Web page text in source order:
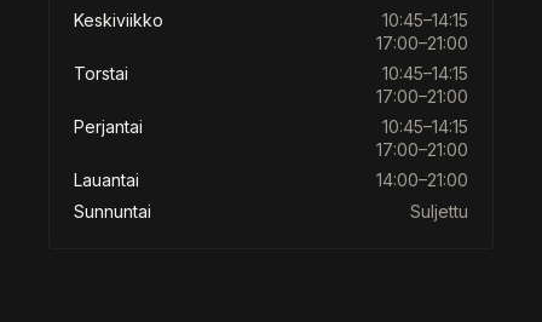
Keskiviikko
10:45–14:15
17:00–21:00
Torstai
10:45–14:15
17:00–21:00
Perjantai
10:45–14:15
17:00–21:00
Lauantai
14:00–21:00
Sunnuntai
Suljettu